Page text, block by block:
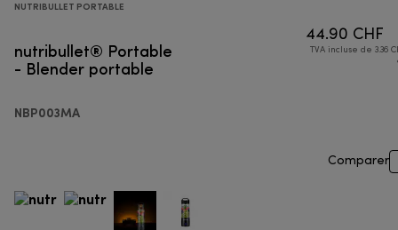
NUTRIBULLET PORTABLE
nutribullet® Portable
- Blender portable
NBP003MA
44.90 CHF
TVA incluse de 3.36
Comparer